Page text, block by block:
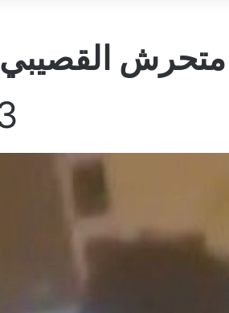
متحرش القصيبي